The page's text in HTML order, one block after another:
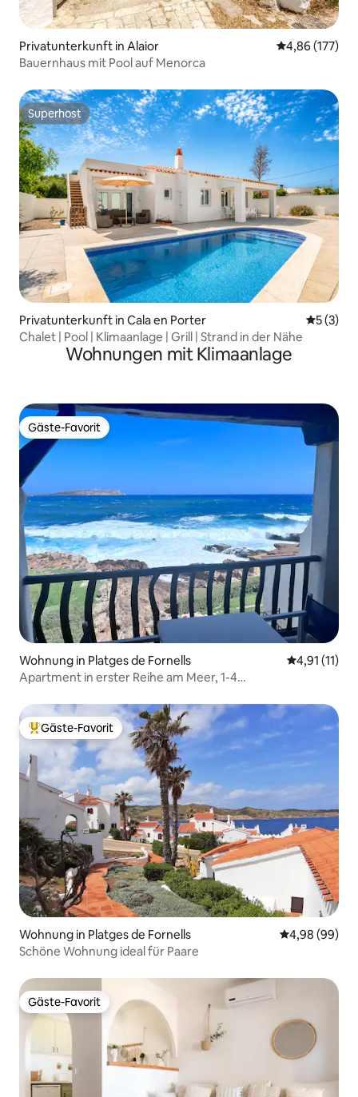
Privatunterkunft in Alaior
4,86 (177)
Bauernhaus mit Pool auf Menorca
Superhost
Superhost
Privatunterkunft in Cala en Porter
5 (3)
Chalet | Pool | Klimaanlage | Grill | Strand in der Nähe
Wohnungen mit Klimaanlage
Gäste-Favorit
Gäste-Favorit
Wohnung in Platges de Fornells
4,91 (11)
Apartment in erster Reihe am Meer, 1-4
Beliebter Gäste-Favorit.
Gäste-Favorit
Wohnung in Platges de Fornells
4,98 (99)
Schöne Wohnung ideal für Paare
Gäste-Favorit
Gäste-Favorit